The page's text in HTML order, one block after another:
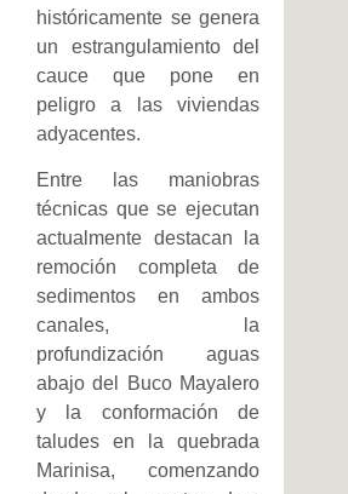
históricamente se genera
un estrangulamiento del
cauce que pone en
peligro a las viviendas
adyacentes.
Entre las maniobras
técnicas que se ejecutan
actualmente destacan la
remoción completa de
sedimentos en ambos
canales, la
profundización aguas
abajo del Buco Mayalero
y la conformación de
taludes en la quebrada
Marinisa, comenzando